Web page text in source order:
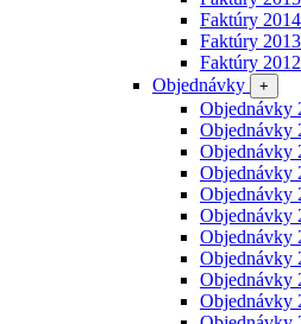
Faktúry 2014
Faktúry 2013
Faktúry 2012
Objednávky
+
Objednávky
Objednávky
Objednávky
Objednávky
Objednávky
Objednávky
Objednávky
Objednávky
Objednávky
Objednávky